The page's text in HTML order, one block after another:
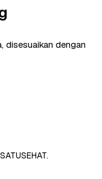
disesuaikan dengan